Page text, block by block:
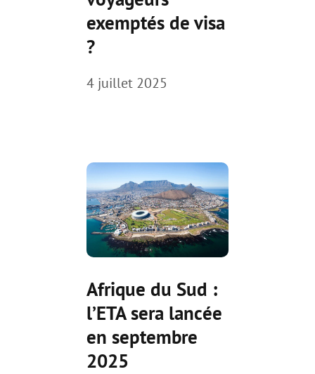
exemptés de visa
?
4 juillet 2025
Afrique du Sud :
l’ETA sera lancée
en septembre
2025